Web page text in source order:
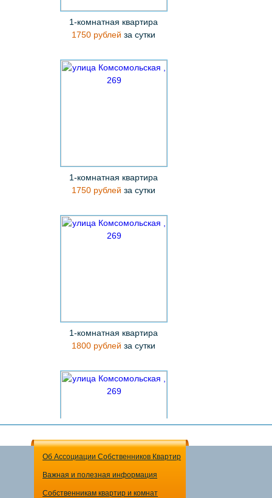
1-комнатная квартира
1750 рублей за сутки
1-комнатная квартира
1750 рублей за сутки
1-комнатная квартира
1800 рублей за сутки
Об Ассоциации Собственников Квартир
Важная и полезная информация
Собственникам квартир и комнат